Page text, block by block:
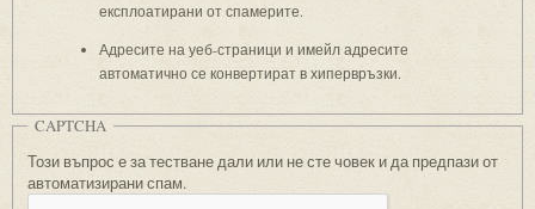
експлоатирани от спамерите.
Адресите на уеб-страници и имейл адресите
автоматично се конвертират в хипервръзки.
CAPTCHA
Този въпрос е за тестване дали или не сте човек и да предпази от
автоматизирани спам.